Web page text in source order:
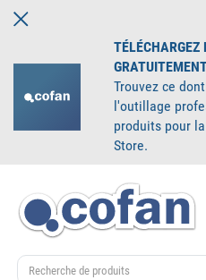
TÉLÉCHARGEZ
Trouvez ce
l'outillage
produits pour
Store.